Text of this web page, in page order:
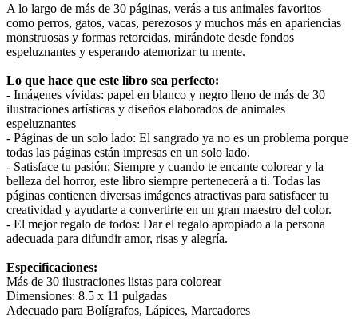
A lo largo de más de 30 páginas, verás a tus animales favoritos
como perros, gatos, vacas, perezosos y muchos más en apariencias
monstruosas y formas retorcidas, mirándote desde fondos
espeluznantes y esperando atemorizar tu mente.
Lo que hace que este libro sea perfecto:
- Imágenes vívidas: papel en blanco y negro lleno de más de 30
ilustraciones artísticas y diseños elaborados de animales
espeluznantes
- Páginas de un solo lado: El sangrado ya no es un problema porque
todas las páginas están impresas en un solo lado.
- Satisface tu pasión: Siempre y cuando te encante colorear y la
belleza del horror, este libro siempre pertenecerá a ti. Todas las
páginas contienen diversas imágenes atractivas para satisfacer tu
creatividad y ayudarte a convertirte en un gran maestro del color.
- El mejor regalo de todos: Dar el regalo apropiado a la persona
adecuada para difundir amor, risas y alegría.
Especificaciones:
Más de 30 ilustraciones listas para colorear
Dimensiones: 8.5 x 11 pulgadas
Adecuado para Bolígrafos, Lápices, Marcadores